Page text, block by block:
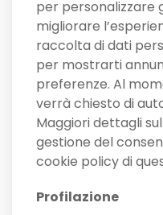
per personalizzare
migliorare
raccolta di dati
per mostrarti
preferenze. Al
verrà chiesto di
Maggiori dettagli
gestione del
cookie policy di
Profilazione